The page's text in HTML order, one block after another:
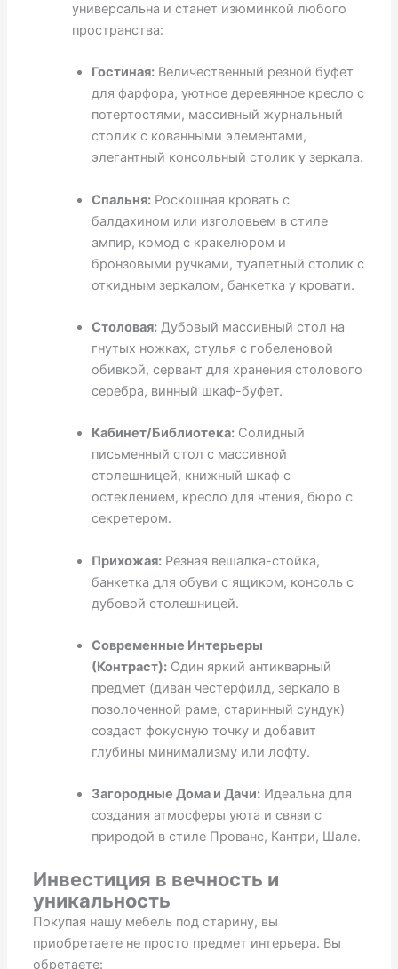
универсальна и станет изюминкой любого
пространства:
Гостиная:Величественный резной буфет
для фарфора, уютное деревянное кресло с
потертостями, массивный журнальный
столик с кованными элементами,
элегантный консольный столик у зеркала.
Спальня:Роскошная кровать с
балдахином или изголовьем в стиле
ампир, комод с кракелюром и
бронзовыми ручками, туалетный столик с
откидным зеркалом, банкетка у кровати.
Столовая:Дубовый массивный стол на
гнутых ножках, стулья с гобеленовой
обивкой, сервант для хранения столового
серебра, винный шкаф-буфет.
Кабинет/Библиотека:Солидный
письменный стол с массивной
столешницей, книжный шкаф с
остеклением, кресло для чтения, бюро с
секретером.
Прихожая:Резная вешалка-стойка,
банкетка для обуви с ящиком, консоль с
дубовой столешницей.
Современные Интерьеры
(Контраст):Один яркий антикварный
предмет (диван честерфилд, зеркало в
позолоченной раме, старинный сундук)
создаст фокусную точку и добавит
глубины минимализму или лофту.
Загородные Дома и Дачи:Идеальна для
создания атмосферы уюта и связи с
природой в стиле Прованс, Кантри, Шале.
Инвестиция в вечность и
уникальность
Покупая нашу мебель под старину, вы
приобретаете не просто предмет интерьера. Вы
обретаете: